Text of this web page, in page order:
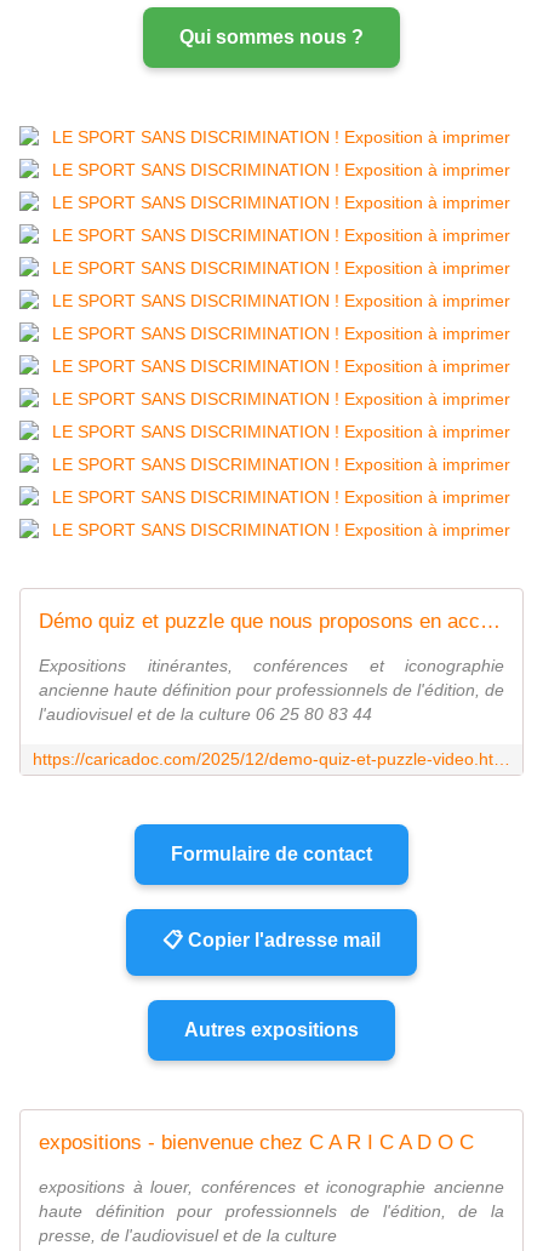
Qui sommes nous ?
Démo quiz et puzzle que nous proposons en accompagnement des expositions (vidéo) - Expositions à imprimer : caricadoc@gmail.com
Expositions itinérantes, conférences et iconographie
ancienne haute définition pour professionnels de l'édition, de
l'audiovisuel et de la culture 06 25 80 83 44
Formulaire de contact
📋 Copier l'adresse mail
Autres expositions
expositions - bienvenue chez C A R I C A D O C
expositions à louer, conférences et iconographie ancienne
haute définition pour professionnels de l'édition, de la
presse, de l'audiovisuel et de la culture